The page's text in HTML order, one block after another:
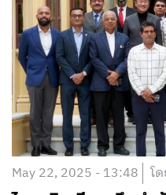
May 22, 2025 - 13:48 โ